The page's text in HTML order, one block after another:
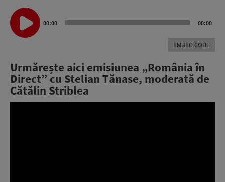
Audio
Player
00:00 00:00
EMBED CODE
Urmărește aici emisiunea „România în
Direct” cu Stelian Tănase, moderată de
Cătălin Striblea